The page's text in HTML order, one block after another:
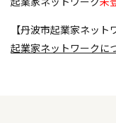
【丹波市起業家ネット
起業家ネットワークに